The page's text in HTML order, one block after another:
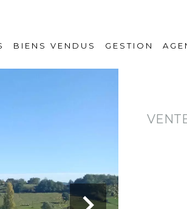
BIENS VENDUS GESTION